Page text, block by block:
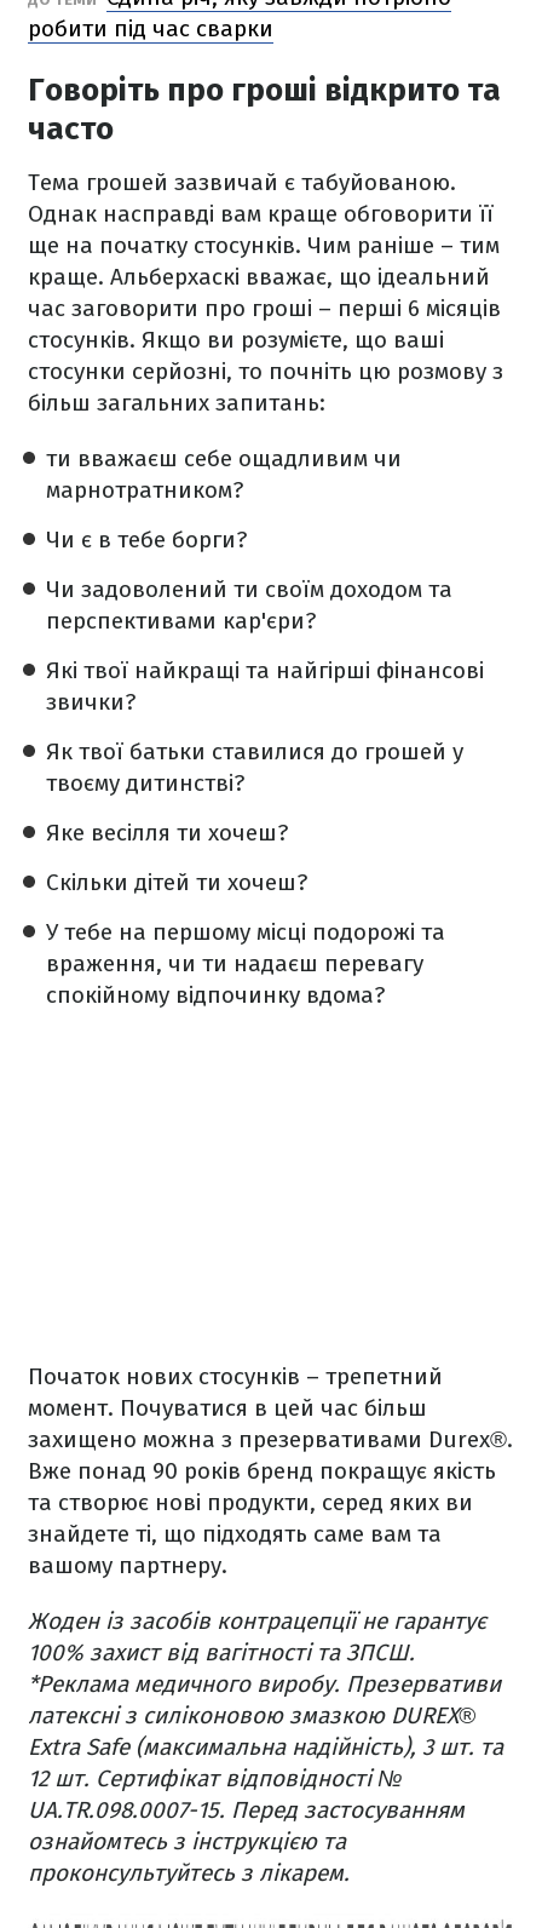
робити під час сварки
Говоріть про гроші відкрито та
часто
Тема грошей зазвичай є табуйованою.
Однак насправді вам краще обговорити її
ще на початку стосунків. Чим раніше – тим
краще. Альберхаскі вважає, що ідеальний
час заговорити про гроші – перші 6 місяців
стосунків. Якщо ви розумієте, що ваші
стосунки серйозні, то почніть цю розмову з
більш загальних запитань:
ти вважаєш себе ощадливим чи
марнотратником?
Чи є в тебе борги?
Чи задоволений ти своїм доходом та
перспективами кар'єри?
Які твої найкращі та найгірші фінансові
звички?
Як твої батьки ставилися до грошей у
твоєму дитинстві?
Яке весілля ти хочеш?
Скільки дітей ти хочеш?
У тебе на першому місці подорожі та
враження, чи ти надаєш перевагу
спокійному відпочинку вдома?
Початок нових стосунків – трепетний
момент. Почуватися в цей час більш
захищено можна з презервативами Durex®.
Вже понад 90 років бренд покращує якість
та створює нові продукти, серед яких ви
знайдете ті, що підходять саме вам та
вашому партнеру.
Жоден із засобів контрацепції не гарантує
100% захист від вагітності та ЗПСШ.
*Реклама медичного виробу. Презервативи
латексні з силіконовою змазкою DUREX®
Extra Safe (максимальна надійність), 3 шт. та
12 шт. Сертифікат відповідності №
UA.TR.098.0007-15. Перед застосуванням
ознайомтесь з інструкцією та
проконсультуйтесь з лікарем.